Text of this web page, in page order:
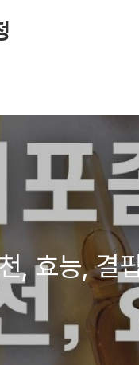
, 효능, 결